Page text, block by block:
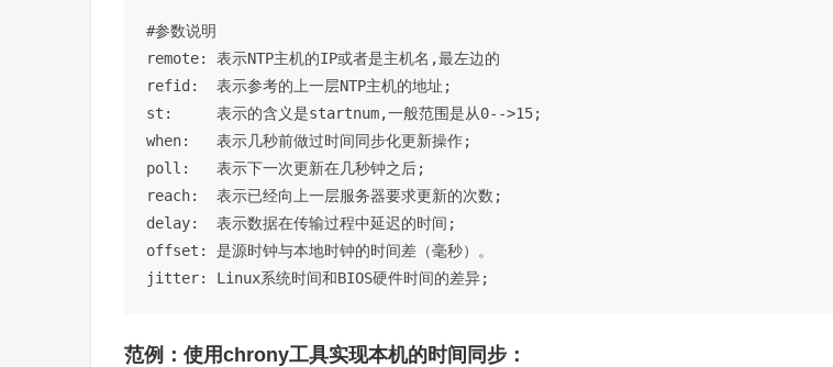
#参数说明
remote: 表示NTP主机的IP或者是主机名,最左边的
refid:  表示参考的上一层NTP主机的地址;
st:     表示的含义是startnum,一般范围是从0-->15;
when:   表示几秒前做过时间同步化更新操作;
poll:   表示下一次更新在几秒钟之后;
reach:  表示已经向上一层服务器要求更新的次数;
delay:  表示数据在传输过程中延迟的时间;
offset: 是源时钟与本地时钟的时间差（毫秒）。
范例：使用chrony工具实现本机的时间同步：